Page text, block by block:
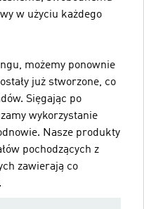
w użyciu każdego
możemy ponownie
już stworzone, co
Sięgając po
wykorzystanie
Nasze produkty
pochodzących z
zawierają co